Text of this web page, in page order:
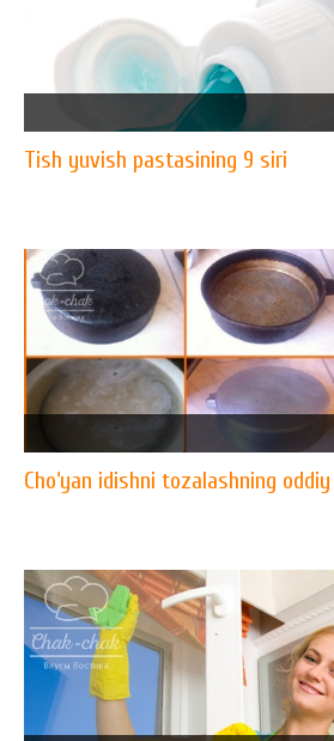
Tish yuvish pastasining 9 siri
Cho‘yan idishni tozalashning